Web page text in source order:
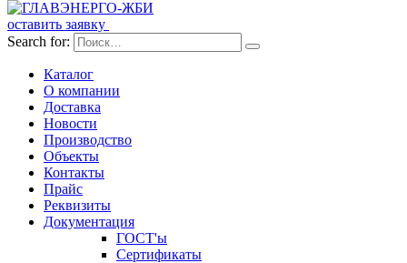
оставить заявку
Search for:
Каталог
О компании
Доставка
Новости
Производство
Объекты
Контакты
Прайс
Реквизиты
Документация
ГОСТ'ы
Сертификаты